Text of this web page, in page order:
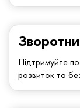
Підтримуйте
розвиток та